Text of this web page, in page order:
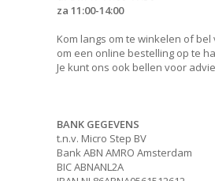
za 11:00-14:00
Kom langs om te winkelen of
om een online bestelling op te
Je kunt ons ook bellen voor
BANK GEGEVENS
t.n.v. Micro Step BV
Bank ABN AMRO Amsterdam
BIC ABNANL2A